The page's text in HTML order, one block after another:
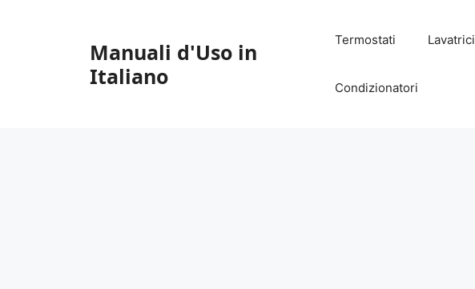
Manuali d'Uso in
Italiano
Termostati Lavatrici
Condizionatori